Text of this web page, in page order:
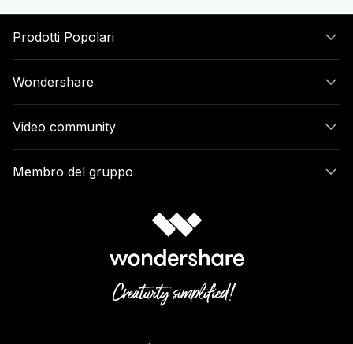
Prodotti Popolari
Wondershare
Video community
Membro del gruppo